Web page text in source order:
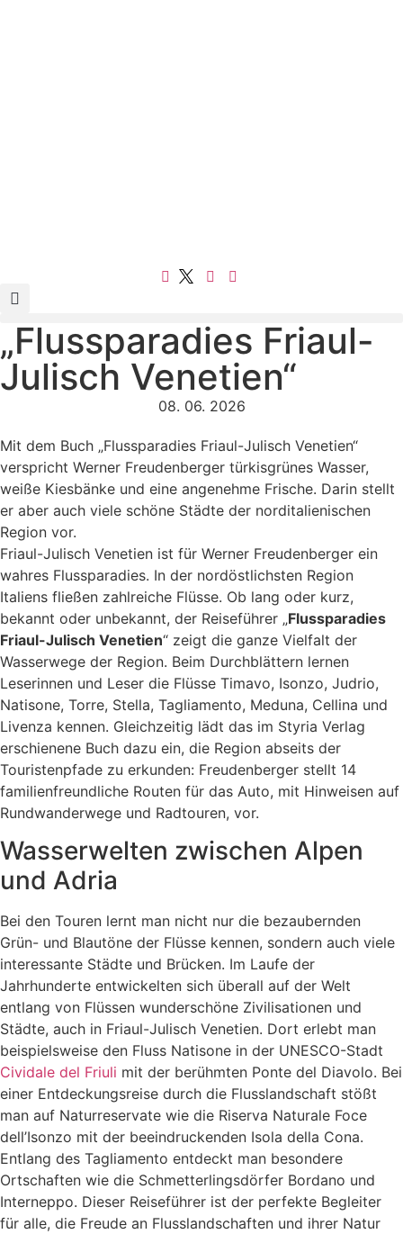
„Flussparadies Friaul-
Julisch Venetien“
08. 06. 2026
Mit dem Buch „Flussparadies Friaul-Julisch Venetien“
verspricht Werner Freudenberger türkisgrünes Wasser,
weiße Kiesbänke und eine angenehme Frische. Darin stellt
er aber auch viele schöne Städte der norditalienischen
Region vor.
Friaul-Julisch Venetien ist für Werner Freudenberger ein
wahres Flussparadies. In der nordöstlichsten Region
Italiens fließen zahlreiche Flüsse. Ob lang oder kurz,
bekannt oder unbekannt, der Reiseführer „Flussparadies
Friaul-Julisch Venetien“ zeigt die ganze Vielfalt der
Wasserwege der Region. Beim Durchblättern lernen
Leserinnen und Leser die Flüsse Timavo, Isonzo, Judrio,
Natisone, Torre, Stella, Tagliamento, Meduna, Cellina und
Livenza kennen. Gleichzeitig lädt das im Styria Verlag
erschienene Buch dazu ein, die Region abseits der
Touristenpfade zu erkunden: Freudenberger stellt 14
familienfreundliche Routen für das Auto, mit Hinweisen auf
Rundwanderwege und Radtouren, vor.
Wasserwelten zwischen Alpen
und Adria
Bei den Touren lernt man nicht nur die bezaubernden
Grün- und Blautöne der Flüsse kennen, sondern auch viele
interessante Städte und Brücken. Im Laufe der
Jahrhunderte entwickelten sich überall auf der Welt
entlang von Flüssen wunderschöne Zivilisationen und
Städte, auch in Friaul-Julisch Venetien. Dort erlebt man
beispielsweise den Fluss Natisone in der UNESCO-Stadt
Cividale del Friuli mit der berühmten Ponte del Diavolo. Bei
einer Entdeckungsreise durch die Flusslandschaft stößt
man auf Naturreservate wie die Riserva Naturale Foce
dell’Isonzo mit der beeindruckenden Isola della Cona.
Entlang des Tagliamento entdeckt man besondere
Ortschaften wie die Schmetterlingsdörfer Bordano und
Interneppo. Dieser Reiseführer ist der perfekte Begleiter
für alle, die Freude an Flusslandschaften und ihrer Natur